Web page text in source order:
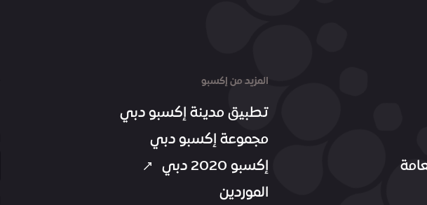
المزيد من إكسبو
تطبيق مدينة إكسبو دبي
مجموعة إكسبو دبي
إكسبو 2020 دبي
الموردين